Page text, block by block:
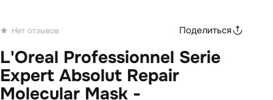
Нет отзывов Поделиться
L'Oreal Professionnel Serie
Expert Absolut Repair
Molecular Mask -